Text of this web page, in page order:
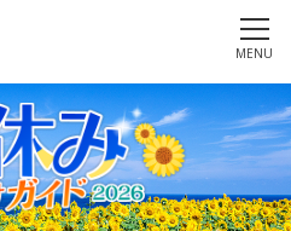
MENU